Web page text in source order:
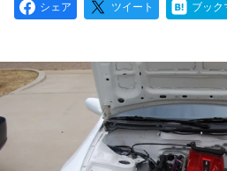
シェア ツイート ブック